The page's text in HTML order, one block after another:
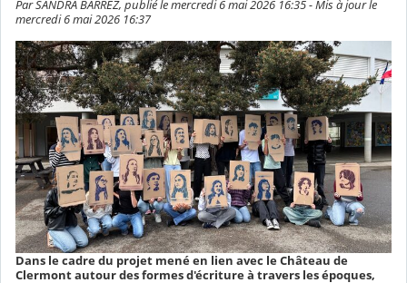
Par SANDRA BARREZ, publié le mercredi 6 mai 2026 16:35 - Mis à jour le
mercredi 6 mai 2026 16:37
Dans le cadre du projet mené en lien avec le Château de
Clermont autour des formes d'écriture à travers les époques,